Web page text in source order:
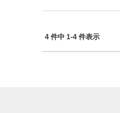
4 件中 1-4 件表示